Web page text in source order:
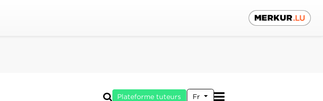
Plateforme tuteurs Fr